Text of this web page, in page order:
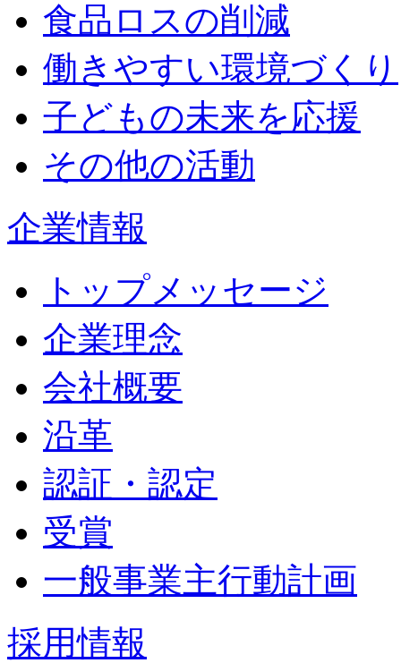
食品ロスの削減
働きやすい環境づくり
子どもの未来を応援
その他の活動
企業情報
トップメッセージ
企業理念
会社概要
沿革
認証・認定
受賞
一般事業主行動計画
採用情報